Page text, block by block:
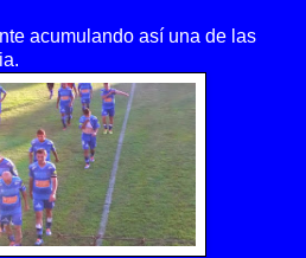
acumulando así una de las